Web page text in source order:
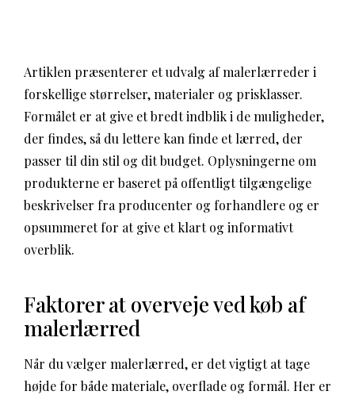
Artiklen præsenterer et udvalg af malerlærreder i
forskellige størrelser, materialer og prisklasser.
Formålet er at give et bredt indblik i de muligheder,
der findes, så du lettere kan finde et lærred, der
passer til din stil og dit budget. Oplysningerne om
produkterne er baseret på offentligt tilgængelige
beskrivelser fra producenter og forhandlere og er
opsummeret for at give et klart og informativt
overblik.
Faktorer at overveje ved køb af
malerlærred
Når du vælger malerlærred, er det vigtigt at tage
højde for både materiale, overflade og formål. Her er